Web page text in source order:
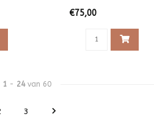
€75,00
1 - 24van 60
3